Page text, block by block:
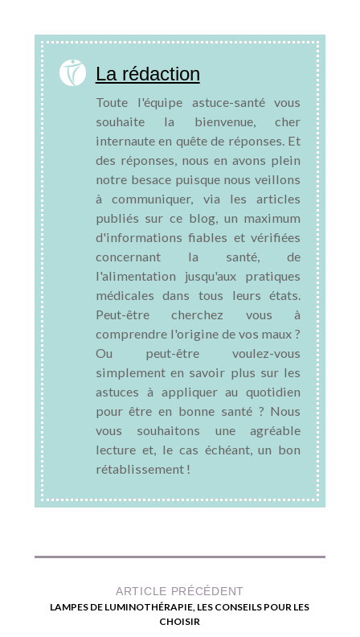
La rédaction
Toute l'équipe astuce-santé vous
souhaite la bienvenue, cher
internaute en quête de réponses. Et
des réponses, nous en avons plein
notre besace puisque nous veillons
à communiquer, via les articles
publiés sur ce blog, un maximum
d'informations fiables et vérifiées
concernant la santé, de
l'alimentation jusqu'aux pratiques
médicales dans tous leurs états.
Peut-être cherchez vous à
comprendre l'origine de vos maux ?
Ou peut-être voulez-vous
simplement en savoir plus sur les
astuces à appliquer au quotidien
pour être en bonne santé ? Nous
vous souhaitons une agréable
lecture et, le cas échéant, un bon
rétablissement !
ARTICLE PRÉCÉDENT
LAMPES DE LUMINOTHÉRAPIE, LES CONSEILS POUR LES
CHOISIR